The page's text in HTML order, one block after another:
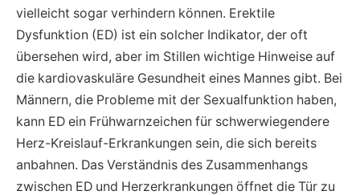
vielleicht sogar verhindern können. Erektile
Dysfunktion (ED) ist ein solcher Indikator, der oft
übersehen wird, aber im Stillen wichtige Hinweise auf
die kardiovaskuläre Gesundheit eines Mannes gibt. Bei
Männern, die Probleme mit der Sexualfunktion haben,
kann ED ein Frühwarnzeichen für schwerwiegendere
Herz-Kreislauf-Erkrankungen sein, die sich bereits
anbahnen. Das Verständnis des Zusammenhangs
zwischen ED und Herzerkrankungen öffnet die Tür zu